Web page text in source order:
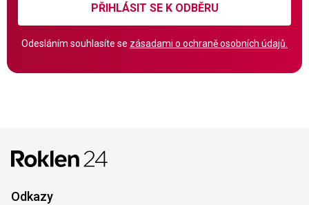
PŘIHLÁSIT SE K ODBĚRU
Odesláním souhlasíte se zásadami o ochraně osobních údajů.
Odkazy